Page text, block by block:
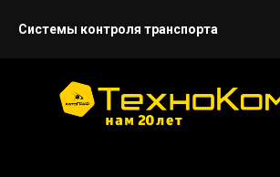
Системы контроля транспорта